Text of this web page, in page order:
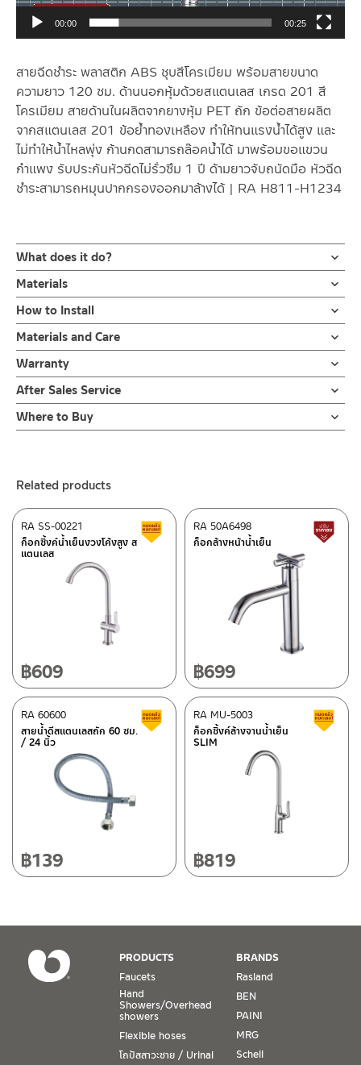
สายฉีดชำระ พลาสติก ABS ชุบสีโครเมียม พร้อมสายขนาด
ความยาว 120 ซม. ด้านนอกหุ้มด้วยสแตนเลส เกรด 201 สี
โครเมียม สายด้านในผลิตจากยางหุ้ม PET ถัก ข้อต่อสายผลิต
จากสแตนเลส 201 ข้อย้ำทองเหลือง ทำให้ทนแรงน้ำได้สูง และ
ไม่ทำให้น้ำไหลพุ่ง ก้านกดสามารถล๊อคน้ำได้ มาพร้อมขอแขวน
กำแพง รับประกันหัวฉีดไม่รั่วซึม 1 ปี ด้ามยาวจับถนัดมือ หัวฉีด
ชำระสามารถหมุนปากกรองออกมาล้างได้ | RA H811-H1234
00:00 00:25
What does it do?
ชุดสายฉีดชำระ สเปรย์ฉีดชำระ ผลิตจาก ABS ชุบสีโครเมียม หัวส
เปรย์ออกแบบให้ก้านกดสามารถล๊อคน้ำได้ มาพร้อมสายฝักบัวยาว
120 ซม. ด้านนอกหุ้มด้วยสแตนเลส เกนด 201 สายด้านในผลิตจาก
ยางหุ้ม PET ถัก ข้อต่องสายผลิตจากสแตนเลส เกรด 201 ชุบสีโคร
เมี่ยม ข้อย้ำทองเหลือง มาพร้อมขอแขวนกำแพง
สายฉีดชำระผลิตจาก ABS ชุบสีโครเมียม หัวฉีดออกแบบให้น้ำออกมาใน
ลักษณะนุ่มนวลเป็นสเปรย์ตรง ความพิเศษภายในสายฉีดมี PET ถักหุ้ม
ไว้ ป้องกันไม่ให้ไส้ยางด้านในบวม เมื่อเจอแรงดันน้ำมากๆ ทำให้สายฉีด
ทนต่อแรงดันน้ำได้ดี ลดโอกาสรั่วของสายฉีดได้มากกว่า โดยมีรับประกัน
Materials
หัวฉีดชำระ
ผลิตจากพลาสติก ABS
Shower hose
หุ้มด้วยสแตนเลส
ขอแขวน
ผลิตจาก ABS
How to Install
ข้อแนะนำในการติดตั้ง
ฝักบัว และ ชุดสายฉีดชำระ
สำหรับการติดตั้งใหม่ ให้ไล่ฝุ่น เศษทราย เศษท่อ ออกจากท่อน้ำก่อนติด
ตั้งสินค้า โดยปล่อยน้ำให้ไหลออกจากท่อนาน 1 นาที เพื่อให้แรงน้ำพัด
พาเศษละอองต่างๆ ออกจากท่อน้ำ มิเช่นนั้นสิ่งสกปรกจะเข้าไปภายใน
สินค้าและสร้างความเสียหายได้ หากตรวจพบเศษละอองต่างๆในสินค้า
จะไม่อยู่ในเงื่อนไขการรับประกัน
Materials and Care
คำแนะนำในการดูแลรักษาผลิตภัณฑ์
1. ไม่ทำสินค้าให้เกิดความเสียหายอื่น ๆ นอกจากการใช้งานปกติ เช่นไม่
ทำตก ไม่งัดหรือโยกสินค้าแรงๆ
2. ทำความสะอาดสินค้าโดยการใช้ผ้านุ่มๆชุบน้ำหมาดๆแล้วเช็ดให้แห้ง
3. ห้ามใช้สารเคมีที่มีฤทธิ์เป็นกรด ในการทำความสะอาด เนื่องจากผิว
บนตัวสินค้า ซึ่งจะสร้างความเสียหายให้เกิดขึ้นกับผิวของสินค้าได้
Warranty
รับประกันหัวฉีดชำระ ไม่รั่วซึม 1 ปี
After Sales Service
Online Platform
– Email: contact@charnpaiboon.com
662/61-62 Rama 3 Road, Bangpongpang, Yannawa,
Tel: 02-358-0080 / 080-075-8668 / 091-545-0556
After Sales Service Center Chiangmai
118/33 Onsirin M.8, Sunpuloey, Doysaked, Chaingmai 50220
Tel: 080-075-2626
Operating Time
Monday – Friday 8:30-17:30 hrs.
Saturday 8:30-15:00 hrs.
Closed on Sunday and Special / Public Holidays
1. A proof of purchase, or seller’s receipt, shall be required
to validate product warranty which will be checked against
the date of purchase. In the absence of such proof of
purchase, no warranty claims can be made.
2. To be eligible for warranty claims, a product must be in
its proper working condition. If defects such as dents,
Where to Buy
–Shopee
–Lazada
–ซื้อสินค้าชิ้นนี้บน Shopee>> Click Here<<
–ซื้อสินค้าชิ้นนี้บน Lazada
ติดต่อพนักงานขาย / Contact Sales Staff
@charnpaiboon.sales
ติดต่อ ชาญไพบูลย์ / Contact Us
Related products
ก็อกซิ้งค์น้ำเย็นงวงโค้งสูง ส
แตนเลส
RA SS-00221 Clearance sale
฿609
ก็อกล้างหน้าน้ำเย็น
RA 50A6498
฿699
สายน้ำดีสแตนเลสถัก 60 ซม.
/ 24 นิ้ว
RA 60600 Clearance sale
฿139
ก็อกซิ้งค์ล้างจานน้ำเย็น
SLIM
RA MU-5003
฿819
PRODUCTS
Faucets
Hand
Showers/Overhead
showers
Flexible hoses
โถปัสสาวะชาย / Urinal
BRANDS
Rasland
BEN
PAINI
MRG
Schell